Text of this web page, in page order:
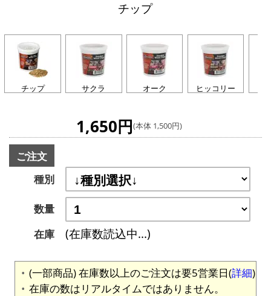
チップ
チップ サクラ オーク ヒッコリー
1,650円(本体 1,500円)
ご注文
種別
数量
在庫
(在庫数読込中...)
(一部商品) 在庫数以上のご注文は要5営業日(詳細)
在庫の数はリアルタイムではありません。